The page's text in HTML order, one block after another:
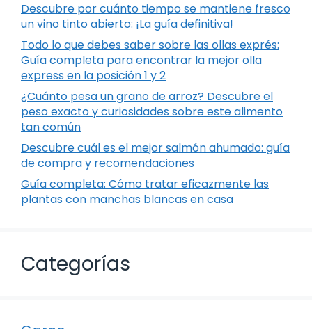
Descubre por cuánto tiempo se mantiene fresco
un vino tinto abierto: ¡La guía definitiva!
Todo lo que debes saber sobre las ollas exprés:
Guía completa para encontrar la mejor olla
express en la posición 1 y 2
¿Cuánto pesa un grano de arroz? Descubre el
peso exacto y curiosidades sobre este alimento
tan común
Descubre cuál es el mejor salmón ahumado: guía
de compra y recomendaciones
Guía completa: Cómo tratar eficazmente las
plantas con manchas blancas en casa
Categorías